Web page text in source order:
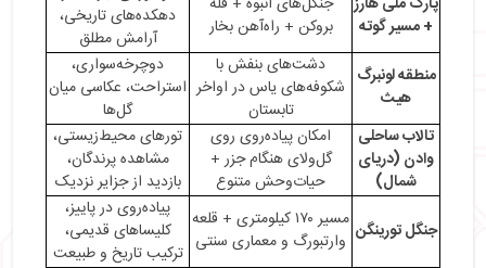
+ مسیر گوته
بروکن + راه‌آهن بخار
دهکده‌های تاریخی،
آرامش مطلق
منطقه لونبرگ
هیث
دشت‌های بنفش با
شکوفه‌های یاس در اواخر
تابستان
دوچرخه‌سواری،
استراحت، عکاسی میان
گل‌ها
تالاب ساحلی
وادن (دریای
شمال)
امکان پیاده‌روی روی
گل‌ولای هنگام جزر +
حیات‌وحش متنوع
تورهای محیط‌زیستی،
مشاهده پرندگان،
بازدید از جزایر نزدیک
جنگل تورینگن
مسیر ۱۷۰ کیلومتری + قلعه
وارتبورگ و معماری سنتی
پیاده‌روی در پاییز،
کلیساهای قدیمی،
ترکیب تاریخ و طبیعت